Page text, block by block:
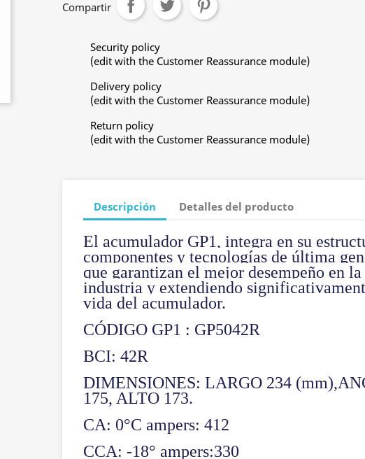
Compartir
Security policy
(edit with the Customer Reassurance module)
Delivery policy
(edit with the Customer Reassurance module)
Return policy
(edit with the Customer Reassurance module)
Descripción Detalles del producto
El acumulador GP1, integra en su
componentes y tecnologías de última
que garantizan el mejor desempeño en la
industria y extendiendo
vida del acumulador.
CÓDIGO GP1 : GP5042R
BCI: 42R
DIMENSIONES: LARGO 234
175, ALTO 173.
CA: 0°C ampers: 412
CCA: -18° ampers:330